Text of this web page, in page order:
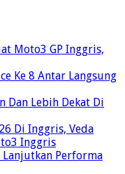
Moto3 GP Inggris,
Ke 8 Antar Langsung
Dan Lebih Dekat Di
Di Inggris, Veda
Inggris
Lanjutkan Performa